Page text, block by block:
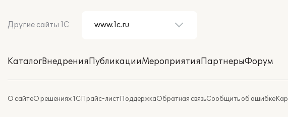
Другие сайты 1С
КаталогВнедренияПубликацииМероприятияПартнерыФорум
О сайтеО решениях 1СПрайс-листПоддержкаОбратная связьСообщить об ошибке